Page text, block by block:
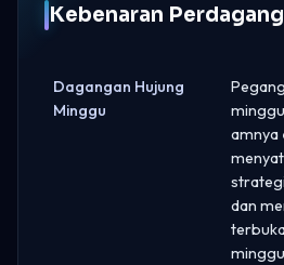
Kebenaran
Dagangan Hujung
Minggu
amnya
dan